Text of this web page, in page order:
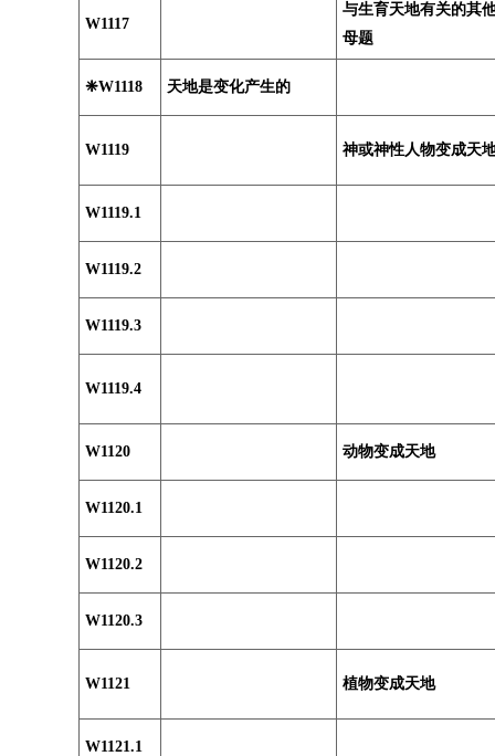
W1117
与生育天地有关的其
母题
❈W1118 天地是变化产生的
W1119 神或神性人物变成天
W1119.1
W1119.2
W1119.3
W1119.4
W1120 动物变成天地
W1120.1
W1120.2
W1120.3
W1121 植物变成天地
W1121.1